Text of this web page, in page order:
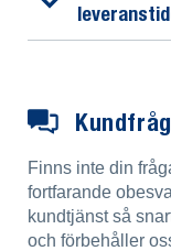
Finns inte din
fortfarande
kundtjänst så
och förbehåller